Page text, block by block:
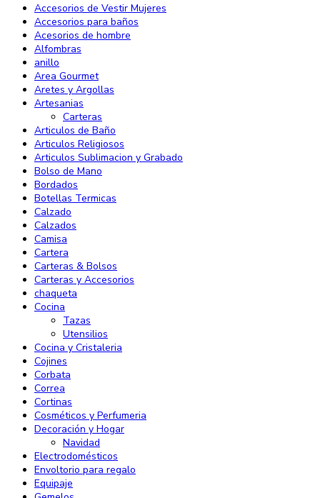
Accesorios de Vestir Mujeres
Accesorios para baños
Acesorios de hombre
Alfombras
anillo
Area Gourmet
Aretes y Argollas
Artesanias
Carteras
Articulos de Baño
Articulos Religiosos
Articulos Sublimacion y Grabado
Bolso de Mano
Bordados
Botellas Termicas
Calzado
Calzados
Camisa
Cartera
Carteras & Bolsos
Carteras y Accesorios
chaqueta
Cocina
Tazas
Utensilios
Cocina y Cristaleria
Cojines
Corbata
Correa
Cortinas
Cosméticos y Perfumeria
Decoración y Hogar
Navidad
Electrodomésticos
Envoltorio para regalo
Equipaje